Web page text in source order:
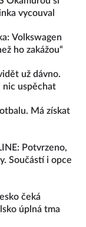
vycouval
Volkswagen
ho zakážou“
už dávno.
nic uspěchat
Má získat
Potvrzeno,
Součástí i opce
čeká
úplná tma